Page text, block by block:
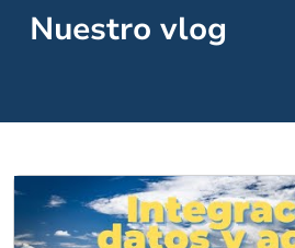
Nuestro vlog